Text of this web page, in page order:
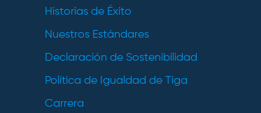
Historias de Éxito
Nuestros Estándares
Declaración de Sostenibilidad
Política de Igualdad de Tiga
Carrera